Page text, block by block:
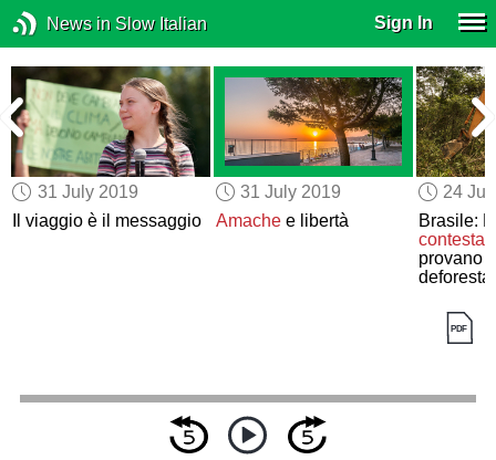
News in Slow Italian Sign In
31 July 2019
Il viaggio è il messaggio
31 July 2019
Amachee libertà
24
Brasile:
contestai
provano